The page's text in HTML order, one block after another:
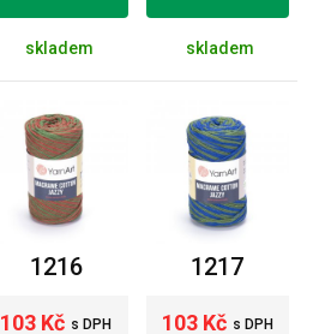
skladem skladem
1216
103 Kč s DPH
1217
103 Kč s DPH